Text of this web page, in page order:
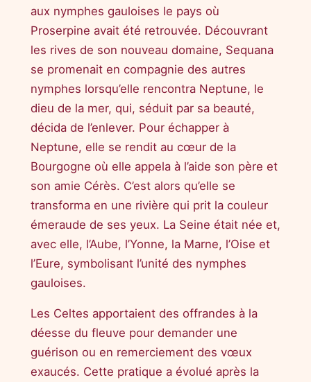
aux nymphes gauloises le pays où
Proserpine avait été retrouvée. Découvrant
les rives de son nouveau domaine, Sequana
se promenait en compagnie des autres
nymphes lorsqu’elle rencontra Neptune, le
dieu de la mer, qui, séduit par sa beauté,
décida de l’enlever. Pour échapper à
Neptune, elle se rendit au cœur de la
Bourgogne où elle appela à l’aide son père et
son amie Cérès. C’est alors qu’elle se
transforma en une rivière qui prit la couleur
émeraude de ses yeux. La Seine était née et,
avec elle, l’Aube, l’Yonne, la Marne, l’Oise et
l’Eure, symbolisant l’unité des nymphes
gauloises.
Les Celtes apportaient des offrandes à la
déesse du fleuve pour demander une
guérison ou en remerciement des vœux
exaucés. Cette pratique a évolué après la